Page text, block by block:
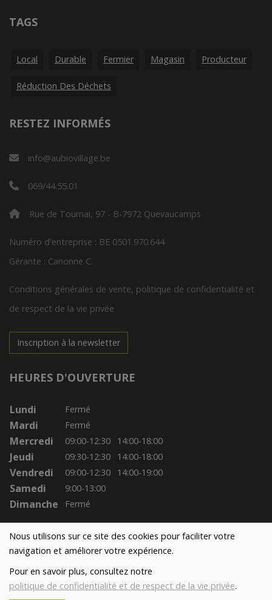
Nous utilisons sur ce site des cookies pour faciliter votre
navigation et améliorer votre expérience.
Pour en savoir plus, consultez notre
politique de confidentialité et de respect de la vie privée.
TAGS
Local Durable Fermier Magasin Producteur
Réduction Des Déchets
RESTEZ INFORMÉS
info@aubiovillage.be
069/44.55.01
Rue de Tournai, 97 - B-7972 Quevaucamps
Numéro d'entreprise : BE 0501.970.644
Gérante : Canonne C.
Conditions générales de vente, politique de confidentialité et
de respect de la vie privée
Inscription à la newsletter
HEURES D'OUVERTURE
Lundi Fermé
Mardi Fermé
Mercredi 09:00-12:30 14:00-18:00
Jeudi 09:30-12:30 14:00-18:00
Vendredi 09:00-12:30 14:00-19:00
Samedi 9:00-13:00
Dimanche Fermé